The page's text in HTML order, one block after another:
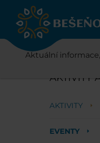
AKTIVITY
AKTIVITY
EVENTY
Aktuální